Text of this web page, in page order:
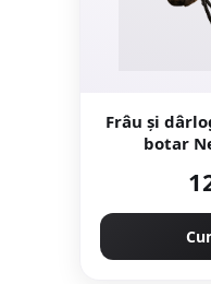
Frâu și
botar